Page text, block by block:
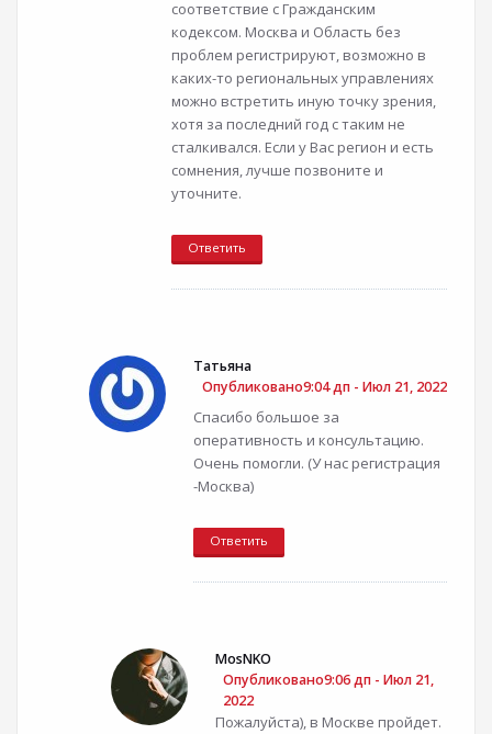
соответствие с Гражданским
кодексом. Москва и Область без
проблем регистрируют, возможно в
каких-то региональных управлениях
можно встретить иную точку зрения,
хотя за последний год с таким не
сталкивался. Если у Вас регион и есть
сомнения, лучше позвоните и
уточните.
Ответить
Татьяна
Опубликовано9:04 дп - Июл 21, 2022
Спасибо большое за
оперативность и консультацию.
Очень помогли. (У нас регистрация
-Москва)
Ответить
MosNKO
Опубликовано9:06 дп - Июл 21,
2022
Пожалуйста), в Москве пройдет.